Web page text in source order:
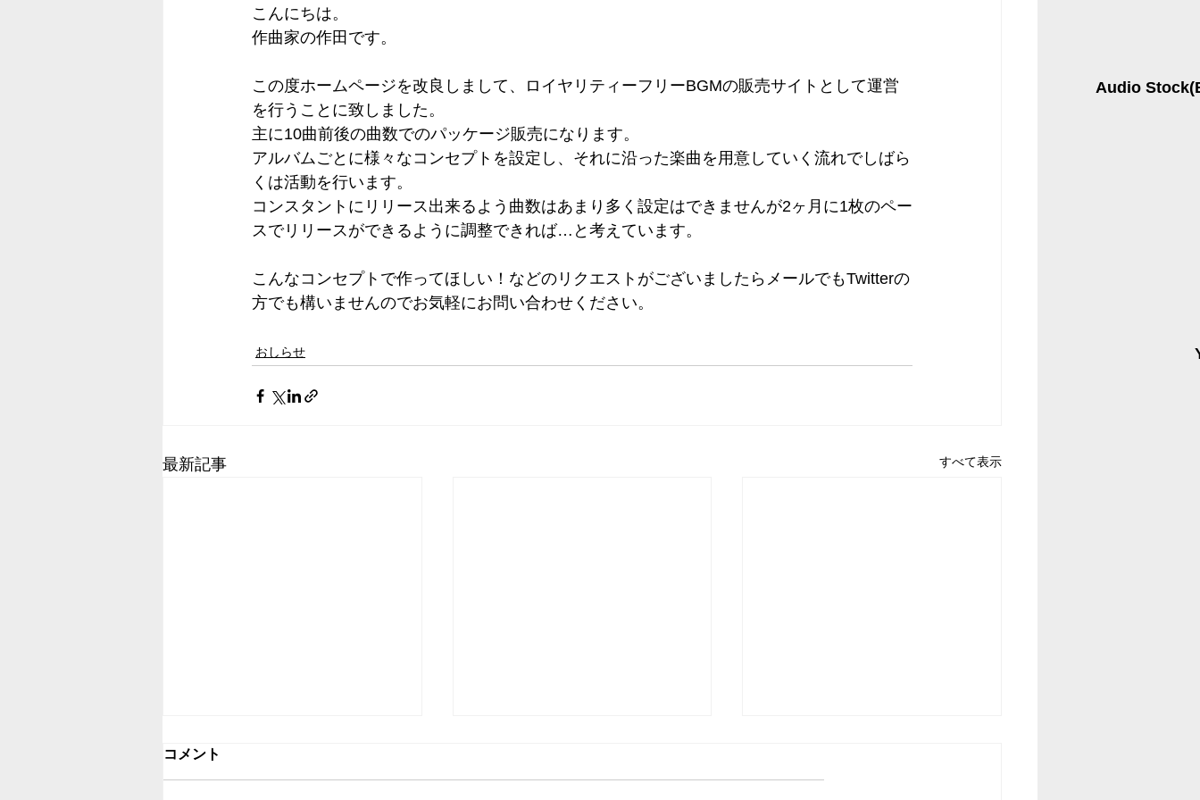
こんにちは。
作曲家の作田です。
この度ホームページを改良しまして、ロイヤリティーフリーBGMの販売サイトとして運営
を行うことに致しました。
主に10曲前後の曲数でのパッケージ販売になります。
アルバムごとに様々なコンセプトを設定し、それに沿った楽曲を用意していく流れでしばら
くは活動を行います。
コンスタントにリリース出来るよう曲数はあまり多く設定はできませんが2ヶ月に1枚のペー
スでリリースができるように調整できれば…と考えています。
こんなコンセプトで作ってほしい！などのリクエストがございましたらメールでもTwitterの
方でも構いませんのでお気軽にお問い合わせください。
おしらせ
最新記事 すべて表示
コメント
Audio